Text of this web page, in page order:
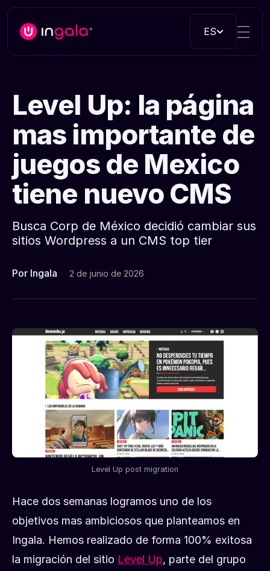
ES
Level Up: la página
mas importante de
juegos de Mexico
tiene nuevo CMS
Busca Corp de México decidió cambiar sus
sitios Wordpress a un CMS top tier
Por Ingala 2 de junio de 2026
Level Up post migration
Hace dos semanas logramos uno de los
objetivos mas ambiciosos que planteamos en
Ingala. Hemos realizado de forma 100% exitosa
la migración del sitio Level Up, parte del grupo